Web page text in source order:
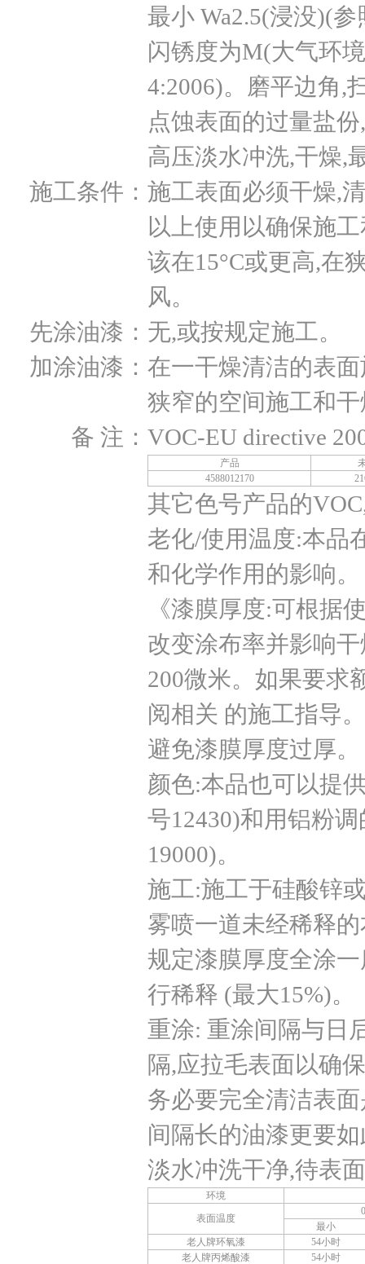
最小 Wa2.5(浸没)(
闪锈度为M(大气环
4:2006)。磨平边角,
点蚀表面的过量盐
高压淡水冲洗,干燥,
施工条件： 施工表面必须干燥,
以上使用以确保施
该在15°C或更高,在
风。
先涂油漆： 无,或按规定施工。
加涂油漆： 在一干燥清洁的表
狭窄的空间施工和
备 注： VOC-EU directive
产品
4588012170
其它色号产品的
老化/使用温度:本品
和化学作用的影响。
《漆膜厚度:可根据
改变涂布率并影响
200微米。如果要求
阅相关 的施工指导
避免漆膜厚度过厚。
颜色:本品也可以提
号12430)和用铝粉
19000)。
施工:施工于硅酸锌
雾喷一道未经稀释
规定漆膜厚度全涂
行稀释 (最大15%)。
重涂: 重涂间隔与日
隔,应拉毛表面以确
务必要完全清洁表
间隔长的油漆更要
淡水冲洗干净,待表
环境
表面温度
最小
老人牌环氧漆
54小时
老人牌丙烯酸漆
54小时